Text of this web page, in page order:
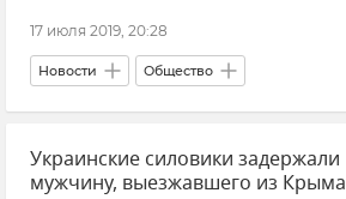
17 июля 2019, 20:28
Новости Общество
Украинские силовики задержали
мужчину, выезжавшего из Крыма